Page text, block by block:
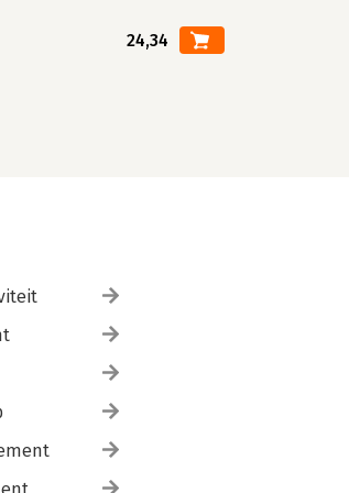
24,34